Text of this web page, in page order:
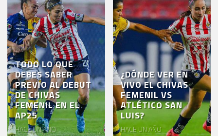
AKRON
TOUR
ESTADIO
AKRON
TODO LO QUE
DEBES SABER
PREVIO AL DEBUT
DE CHIVAS
FEMENIL EN EL
AP25
HACE UN AÑO
¿DÓNDE VER EN
VIVO EL CHIVAS
FEMENIL VS
ATLÉTICO SAN
LUIS?
HACE UN AÑO